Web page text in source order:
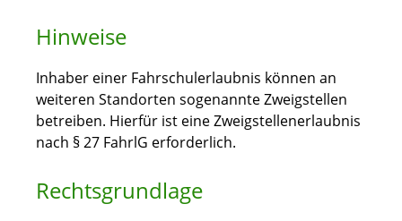
Hinweise
Inhaber einer Fahrschulerlaubnis können an
weiteren Standorten sogenannte Zweigstellen
betreiben. Hierfür ist eine Zweigstellenerlaubnis
nach § 27 FahrlG erforderlich.
Rechtsgrundlage